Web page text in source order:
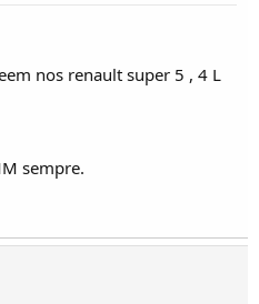
nos renault super 5 , 4 L
sempre.